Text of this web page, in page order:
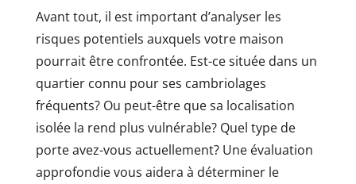
Avant tout, il est important d’analyser les
risques potentiels auxquels votre maison
pourrait être confrontée. Est-ce située dans un
quartier connu pour ses cambriolages
fréquents? Ou peut-être que sa localisation
isolée la rend plus vulnérable? Quel type de
porte avez-vous actuellement? Une évaluation
approfondie vous aidera à déterminer le